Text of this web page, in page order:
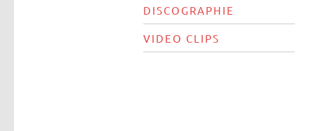
DISCOGRAPHIE
VIDEO CLIPS